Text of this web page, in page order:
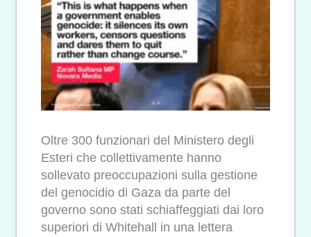
Oltre 300 funzionari del Ministero degli
Esteri che collettivamente hanno
sollevato preoccupazioni sulla gestione
del genocidio di Gaza da parte del
governo sono stati schiaffeggiati dai loro
superiori di Whitehall in una lettera